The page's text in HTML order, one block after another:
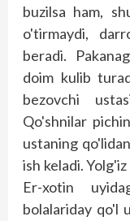
buzilsa ham,
o'tirmaydi,
beradi.
doim kulib
bezovchi
Qo'shnilar
ustaning
ish keladi.
Er-xotin
bolalariday qo'l